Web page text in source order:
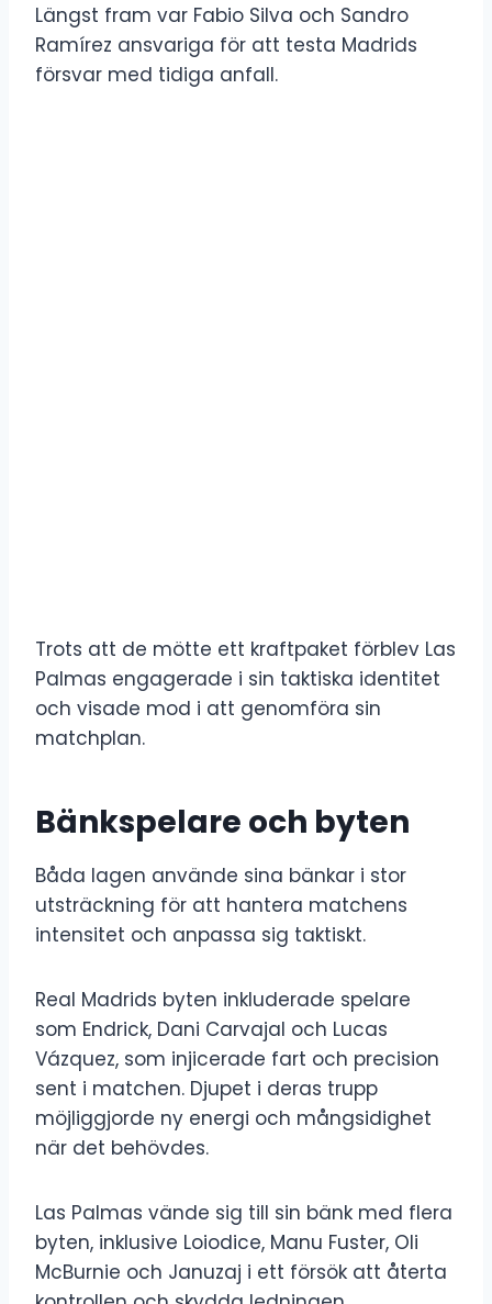
Längst fram var Fabio Silva och Sandro
Ramírez ansvariga för att testa Madrids
försvar med tidiga anfall.
Trots att de mötte ett kraftpaket förblev Las
Palmas engagerade i sin taktiska identitet
och visade mod i att genomföra sin
matchplan.
Bänkspelare och byten
Båda lagen använde sina bänkar i stor
utsträckning för att hantera matchens
intensitet och anpassa sig taktiskt.
Real Madrids byten inkluderade spelare
som Endrick, Dani Carvajal och Lucas
Vázquez, som injicerade fart och precision
sent i matchen. Djupet i deras trupp
möjliggjorde ny energi och mångsidighet
när det behövdes.
Las Palmas vände sig till sin bänk med flera
byten, inklusive Loiodice, Manu Fuster, Oli
McBurnie och Januzaj i ett försök att återta